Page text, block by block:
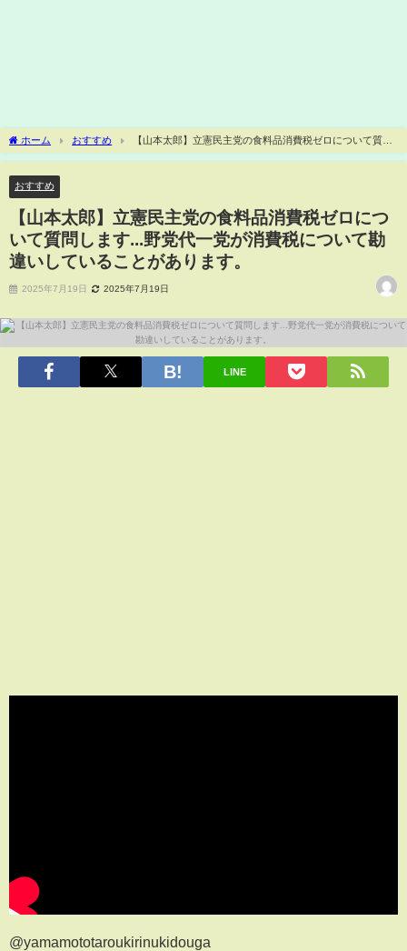
ホーム おすすめ
【山本太郎】立憲民主党の食料品消費税ゼロについて質問
します...野党代一党が消費税について勘違いしていることがあります。
おすすめ
【山本太郎】立憲民主党の食料品消費税ゼロにつ
いて質問します...野党代一党が消費税について勘
違いしていることがあります。
2025年7月19日 2025年7月19日
LINE
@yamamototaroukirinukidouga